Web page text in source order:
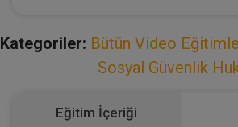
Kategoriler: Bütün Video
Sosyal Güvenlik
Eğitim İçeriği